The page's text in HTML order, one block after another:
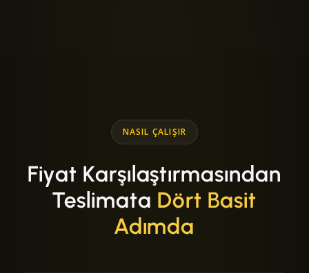
NASIL ÇALIŞIR
Fiyat Karşılaştırmasından
Teslimata Dört Basit
Adımda